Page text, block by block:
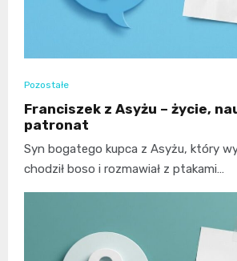
Pozostałe
Franciszek z Asyżu – życie,
patronat
Syn bogatego kupca z Asyżu, który
chodził boso i rozmawiał z ptakami…